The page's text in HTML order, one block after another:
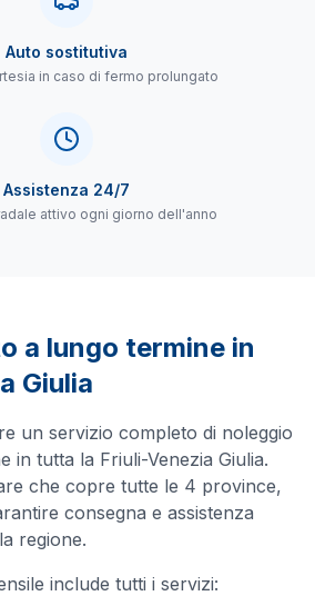
Auto sostitutiva
in caso di fermo prolungato
Assistenza 24/7
attivo ogni giorno dell'anno
a lungo termine in
Giulia
un servizio completo di noleggio
in tutta la Friuli-Venezia Giulia.
che copre tutte le 4 province,
consegna e assistenza
regione.
include tutti i servizi: